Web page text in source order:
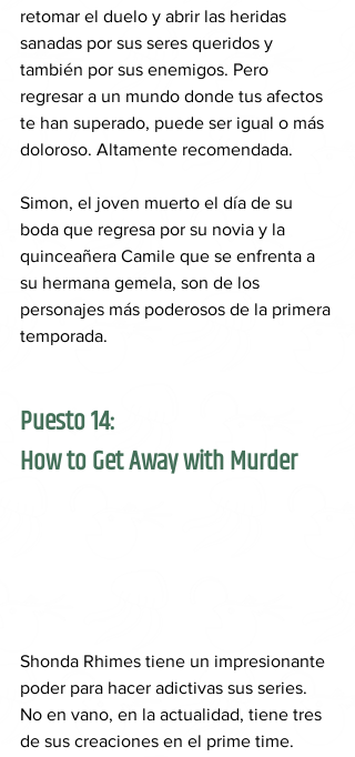
retomar el duelo y abrir las heridas
sanadas por sus seres queridos y
también por sus enemigos. Pero
regresar a un mundo donde tus afectos
te han superado, puede ser igual o más
doloroso. Altamente recomendada.
Simon, el joven muerto el día de su
boda que regresa por su novia y la
quinceañera Camile que se enfrenta a
su hermana gemela, son de los
personajes más poderosos de la primera
temporada.
Puesto 14:
How to Get Away with Murder
Shonda Rhimes tiene un impresionante
poder para hacer adictivas sus series.
No en vano, en la actualidad, tiene tres
de sus creaciones en el prime time.